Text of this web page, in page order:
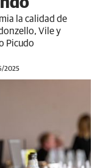
la calidad de
Vile y
Picudo
2025